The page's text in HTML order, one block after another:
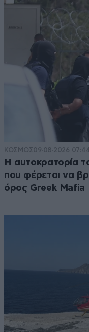
ΚΟΣΜΟΣ09·08·2026
Η αυτοκρατορία
που φέρεται να
όρος Greek Mafia